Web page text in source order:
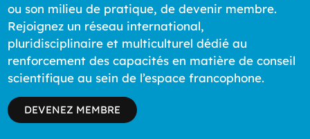
ou son milieu de pratique, de devenir membre.
Rejoignez un réseau international,
pluridisciplinaire et multiculturel dédié au
renforcement des capacités en matière de conseil
scientifique au sein de l’espace francophone.
DEVENEZ MEMBRE